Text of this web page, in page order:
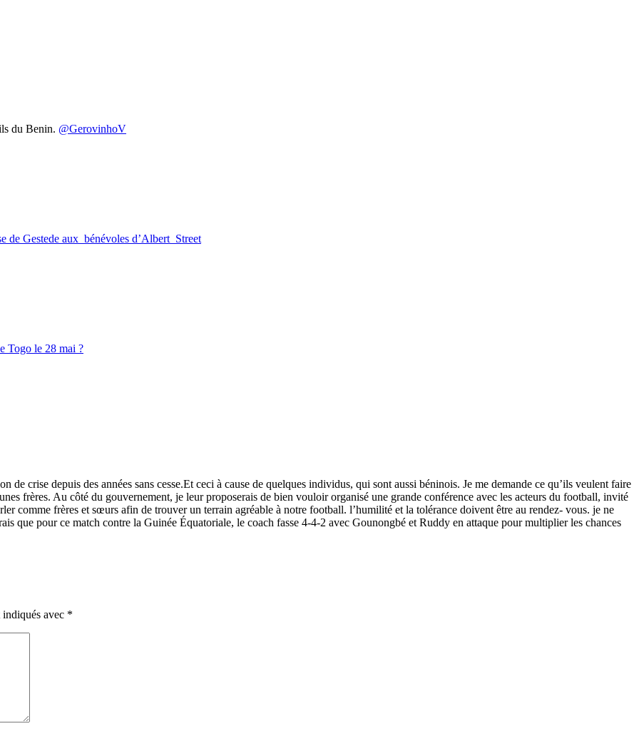
du Benin. @GerovinhoV
de Gestede aux bénévoles d’Albert Street
Togo le 28 mai ?
crise depuis des années sans cesse.Et ceci à cause de quelques individus, qui sont aussi béninois. Je me demande ce qu’ils veulent faire
frères. Au côté du gouvernement, je leur proposerais de bien vouloir organisé une grande conférence avec les acteurs du football, invité
comme frères et sœurs afin de trouver un terrain agréable à notre football. l’humilité et la tolérance doivent être au rendez- vous. je ne
que pour ce match contre la Guinée Équatoriale, le coach fasse 4-4-2 avec Gounongbé et Ruddy en attaque pour multiplier les chances
avec *